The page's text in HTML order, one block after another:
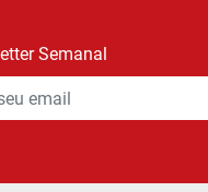
Semanal